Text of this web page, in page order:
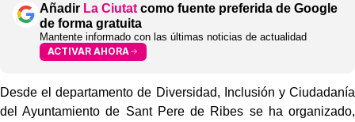
Añadir La Ciutat como fuente preferida de Google
de forma gratuita
Mantente informado con las últimas noticias de actualidad
ACTIVAR AHORA
Desde el departamento de Diversidad, Inclusión y Ciudadanía
del Ayuntamiento de Sant Pere de Ribes se ha organizado,